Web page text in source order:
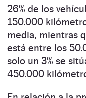
26% de los
150.000
media, mientras
está entre los
solo un 3% se
450.000